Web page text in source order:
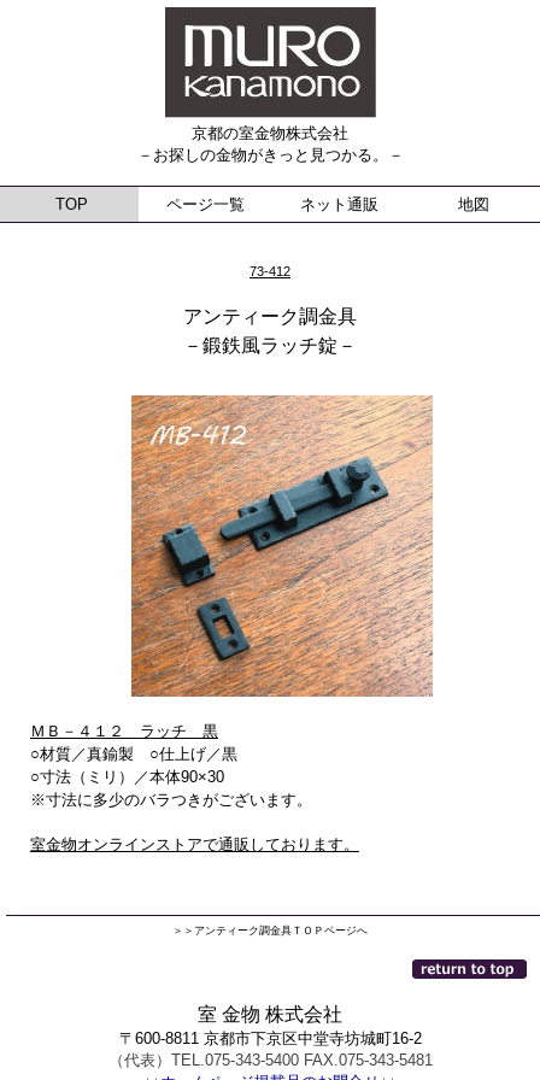
京都の室金物株式会社
－お探しの金物がきっと見つかる。－
TOP ページ一覧 ネット通販 地図
73-412
アンティーク調金具
－鍛鉄風ラッチ錠－
ＭＢ－４１２ ラッチ 黒
○材質／真鍮製 ○仕上げ／黒
○寸法（ミリ）／本体90×30
※寸法に多少のバラつきがございます。
室金物オンラインストアで通販しております。
＞＞アンティーク調金具ＴＯＰページへ
室 金物 株式会社
〒600-8811 京都市下京区中堂寺坊城町16-2
（代表）TEL.075-343-5400 FAX.075-343-5481